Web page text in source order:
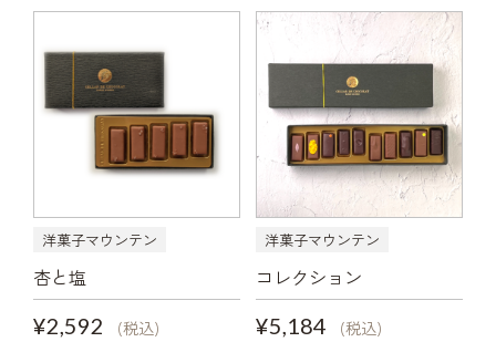
洋菓子マウンテン
杏と塩
¥2,592
(税込)
洋菓子マウンテン
コレクション
¥5,184
(税込)